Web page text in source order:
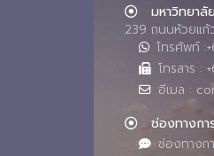
มหาวิทยาลั
239 ถนนห้วยแก้
โทรศัพท์
โทรสาร :
อีเมล :
ช่องทางกา
ช่องทางก